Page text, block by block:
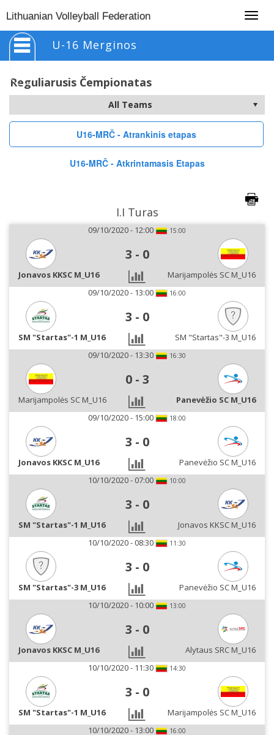
Lithuanian Volleyball Federation
U-16 Merginos
Reguliarusis Čempionatas
U16-MRČ - Atrankinis etapas
U16-MRČ - Atkrintamasis Etapas
I.I Turas
09/10/2020 - 12:00 15:00
3 - 0
Jonavos KKSC M_U16
Marijampolės SC M_U16
09/10/2020 - 13:00
16:00
3 - 0
SM "Startas"-1 M_U16
SM "Startas"-3 M_U16
09/10/2020 - 13:30
16:30
0 - 3
Marijampolės SC M_U16
Panevėžio SC M_U16
09/10/2020 - 15:00
18:00
3 - 0
Jonavos KKSC M_U16
Panevėžio SC M_U16
10/10/2020 - 07:00
10:00
3 - 0
SM "Startas"-1 M_U16
Jonavos KKSC M_U16
10/10/2020 - 08:30
11:30
3 - 0
SM "Startas"-3 M_U16
Panevėžio SC M_U16
10/10/2020 - 10:00
13:00
3 - 0
Jonavos KKSC M_U16
Alytaus SRC M_U16
10/10/2020 - 11:30
14:30
3 - 0
SM "Startas"-1 M_U16
Marijampolės SC M_U16
10/10/2020 - 13:00
16:00